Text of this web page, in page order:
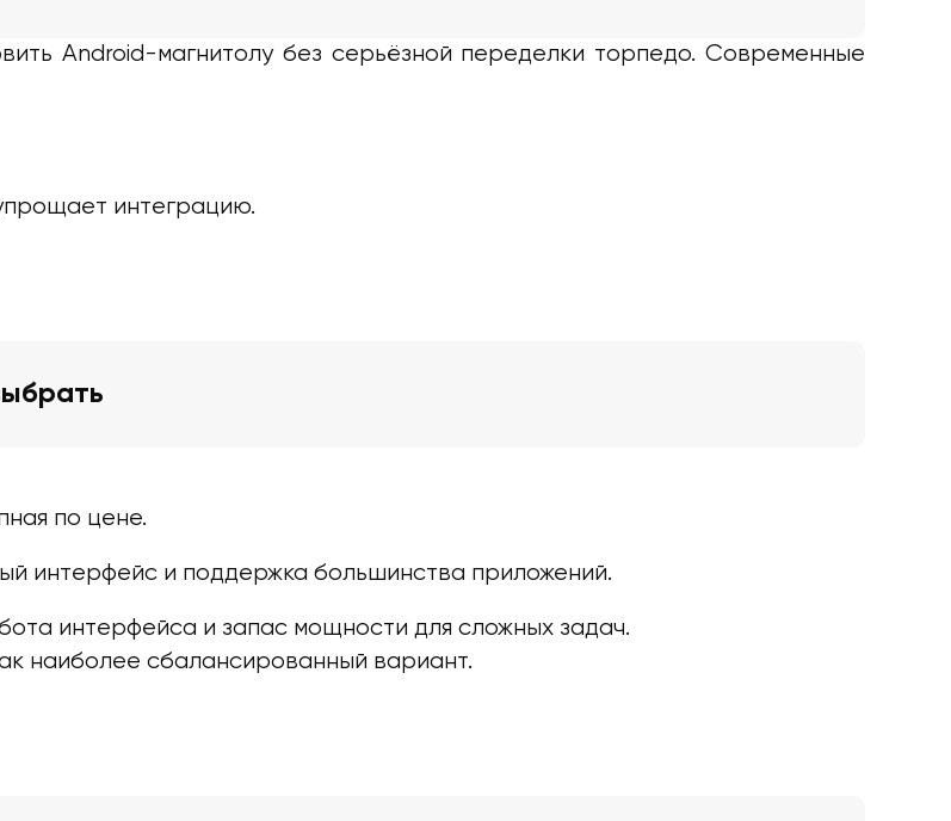
Android-магнитолу без серьёзной переделки торпедо. Современные
интеграцию.
по цене.
интерфейс и поддержка большинства приложений.
интерфейса и запас мощности для сложных задач.
наиболее сбалансированный вариант.